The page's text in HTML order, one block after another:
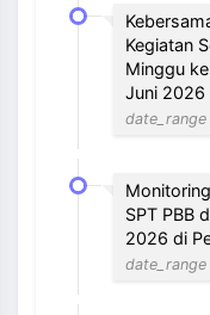
Kegiatan
Minggu
Juni 2026
date_range
SPT PBB
2026 di
date_range